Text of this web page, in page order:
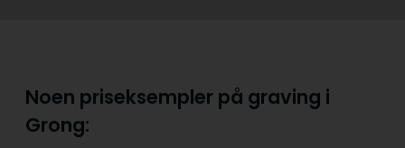
Noen priseksempler på graving i
Grong: